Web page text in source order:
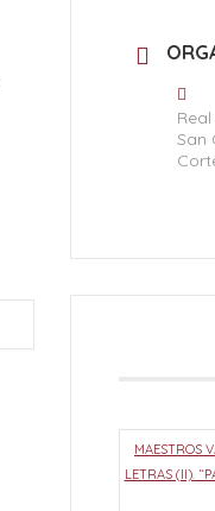
San
MAESTROS
LETRAS (II).